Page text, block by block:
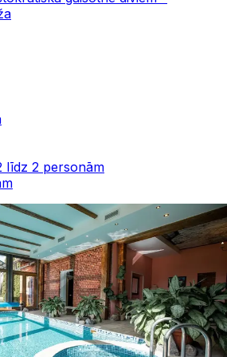
līdz 2 personām